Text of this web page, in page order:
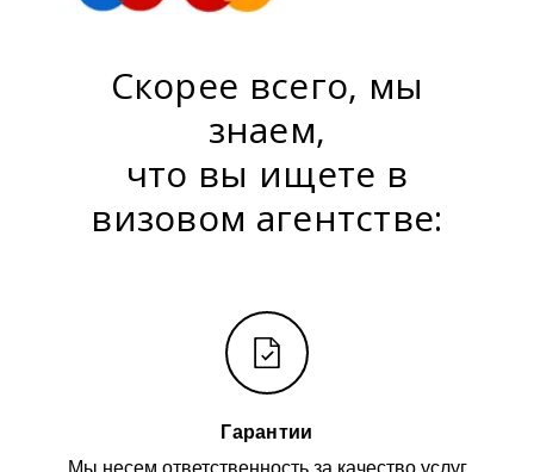
Скорее всего, мы
знаем,
что вы ищете в
визовом агентстве:
Гарантии